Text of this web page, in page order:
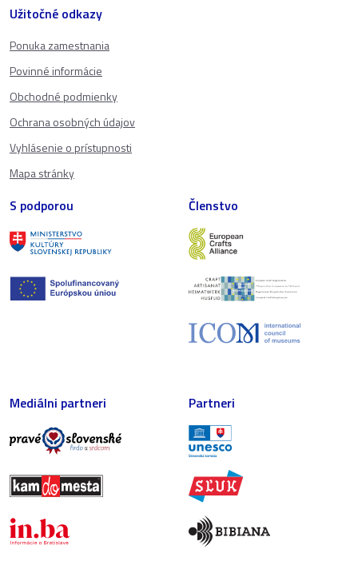
Užitočné odkazy
Ponuka zamestnania
Povinné informácie
Obchodné podmienky
Ochrana osobných údajov
Vyhlásenie o prístupnosti
Mapa stránky
S podporou Členstvo
Mediálni partneri Partneri